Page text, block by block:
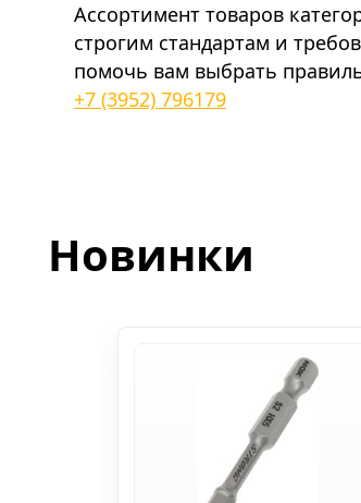
Ассортимент товаров
строгим стандартам и
помочь вам выбрать
+7 (3952) 796179
Новинки